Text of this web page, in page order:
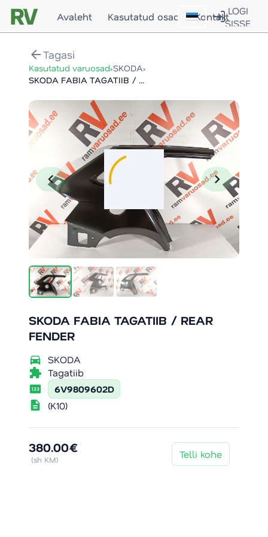
Avaleht Kasutatud osad KontaktLOGI
SISSE
arrow_backTagasi
Kasutatud varuosad›SKODA›
SKODA FABIA TAGATIIB / REAR FENDER
chevron_left chevron_right
SKODA FABIA TAGATIIB / REAR
FENDER
directions_car SKODA
extension Tagatiib
pin 6V9809602D
description (K10)
380.00€
(sh KM) Telli kohe